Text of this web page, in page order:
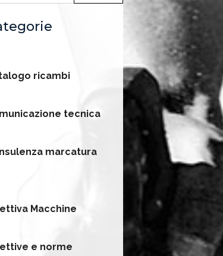
ricambi
tecnica
marcatura
Macchine
e norme